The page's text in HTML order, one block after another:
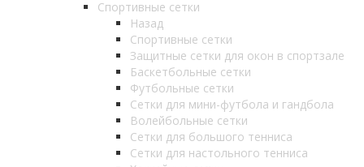
Спортивные сетки
Назад
Спортивные сетки
Защитные сетки для окон в спортзале
Баскетбольные сетки
Футбольные сетки
Сетки для мини-футбола и гандбола
Волейбольные сетки
Сетки для большого тенниса
Сетки для настольного тенниса